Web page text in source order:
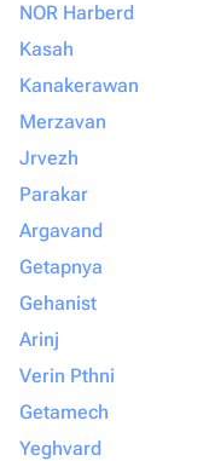
NOR Harberd
Kasah
Kanakerawan
Merzavan
Jrvezh
Parakar
Argavand
Getapnya
Gehanist
Arinj
Verin Pthni
Getamech
Yeghvard